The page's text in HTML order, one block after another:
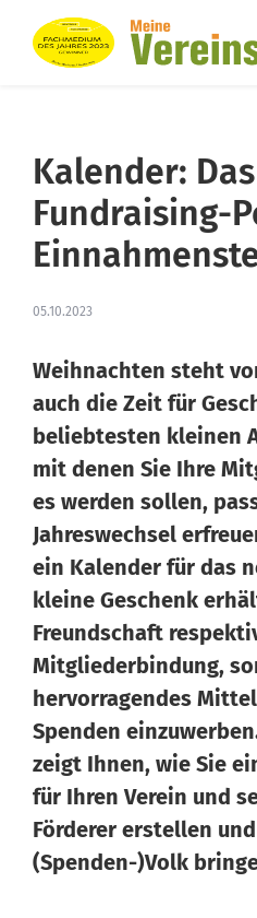
Kalender:
Fundraising-
05.10.2023
Weihnachten steht
auch die Zeit für
beliebtesten kleinen
mit denen Sie Ihre
es werden sollen,
Jahreswechsel
ein Kalender für das
kleine Geschenk
Freundschaft
Mitgliederbindung,
hervorragendes
Spenden
zeigt Ihnen, wie Sie
für Ihren Verein und
Förderer erstellen
(Spenden-)Volk
Wissen von Vero
Hallo, ich bin Vero Ihr digitaler
Vereinswelt. Ich gebe Ihnen
Wissen von 14 erfahrenen
einmal nicht weiterweiß,
unsere 14 Experten wenden –
mit Rat und Tat zur Seite.